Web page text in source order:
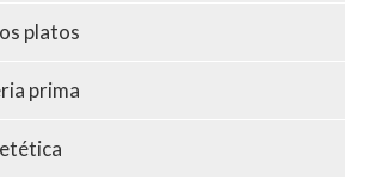
platos
prima